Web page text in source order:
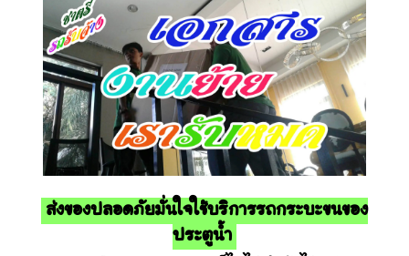
ส่งของปลอดภัยมั่นใจใช้บริการรถกระบะขนของ
ประตูน้ำ